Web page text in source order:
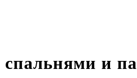
спальнями и